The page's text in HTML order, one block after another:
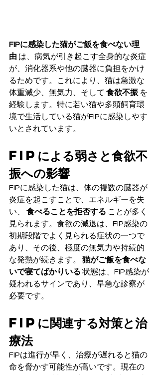
FIPに感染した猫がご飯を食べない理
由 は、病気が引き起こす全身的な炎症
が、消化器系や他の臓器に負担をかけ
るためです。これにより、猫は急激な
体重減少、無気力、そして 食欲不振 を
経験します。特に若い猫や多頭飼育環
境で生活している猫がFIPに感染しやす
いとされています。
FIPによる弱さと食欲不
振への影響
FIPに感染した猫は、体の複数の臓器が
炎症を起こすことで、エネルギーを失
い、 食べることを拒否する ことが多く
見られます。食欲の減退は、FIP感染の
初期段階でよく見られる症状の一つで
あり、その後、極度の無気力や持続的
な発熱が続きます。 猫がご飯を食べな
いで寝てばかりいる 状態は、FIP感染が
疑われるサインであり、早急な診察が
必要です。
FIPに関連する対策と治
療法
FIPは進行が早く、治療が遅れると猫の
命を脅かす可能性が高いです。現在の